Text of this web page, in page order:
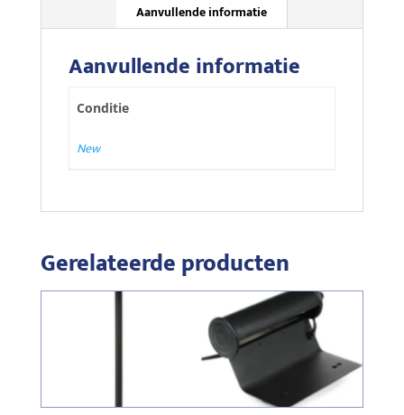
Aanvullende informatie
Aanvullende informatie
Conditie
New
Gerelateerde producten